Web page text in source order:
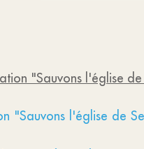
"Sauvons l'église de
"Sauvons l'église de